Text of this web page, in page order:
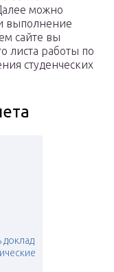
можно
выполнение
сайте вы
листа работы по
студенческих